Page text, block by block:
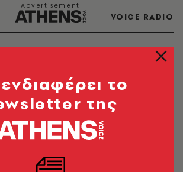
VOICE RADIO
ΤΟΥ TAG
το
της